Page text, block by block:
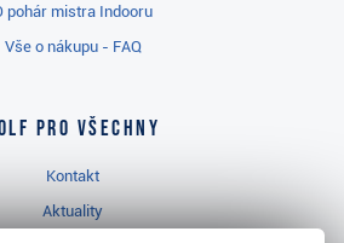
pohár mistra Indooru
Vše o nákupu - FAQ
pro všechny
Kontakt
Aktuality